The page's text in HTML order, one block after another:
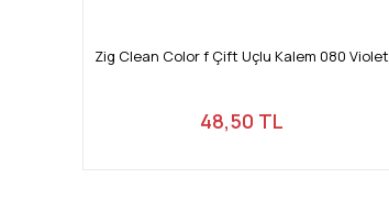
Zig Clean Color f Çift Uçlu Kalem 080 Violet
48,50 TL